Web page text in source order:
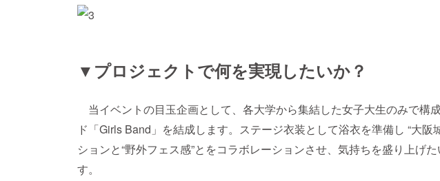
▼プロジェクトで何を実現したいか？
当イベントの目玉企画として、各大学から集結した女子大生のみで構
ド「Girls Band」を結成します。ステージ衣装として浴衣を準備し “大阪
ションと“野外フェス感”とをコラボレーションさせ、気持ちを盛り上げ
す。